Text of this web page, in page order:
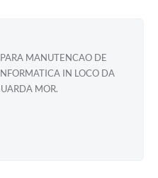
MANUTENCAO DE
IN LOCO DA
MOR.